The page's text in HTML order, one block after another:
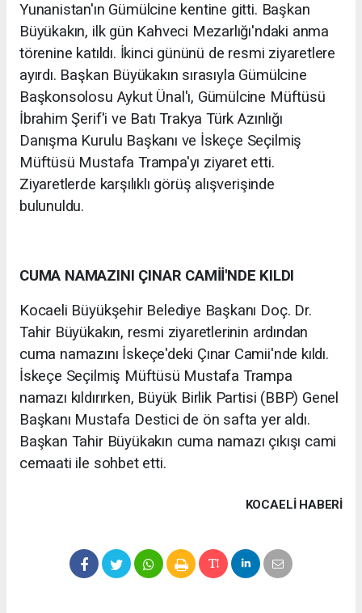
Yunanistan'ın Gümülcine kentine gitti. Başkan
Büyükakın, ilk gün Kahveci Mezarlığı'ndaki anma
törenine katıldı. İkinci gününü de resmi ziyaretlere
ayırdı. Başkan Büyükakın sırasıyla Gümülcine
Başkonsolosu Aykut Ünal'ı, Gümülcine Müftüsü
İbrahim Şerif'i ve Batı Trakya Türk Azınlığı
Danışma Kurulu Başkanı ve İskeçe Seçilmiş
Müftüsü Mustafa Trampa'yı ziyaret etti.
Ziyaretlerde karşılıklı görüş alışverişinde
bulunuldu.
CUMA NAMAZINI ÇINAR CAMİİ'NDE KILDI
Kocaeli Büyükşehir Belediye Başkanı Doç. Dr.
Tahir Büyükakın, resmi ziyaretlerinin ardından
cuma namazını İskeçe'deki Çınar Camii'nde kıldı.
İskeçe Seçilmiş Müftüsü Mustafa Trampa
namazı kıldırırken, Büyük Birlik Partisi (BBP) Genel
Başkanı Mustafa Destici de ön safta yer aldı.
Başkan Tahir Büyükakın cuma namazı çıkışı cami
cemaati ile sohbet etti.
KOCAELI HABERİ